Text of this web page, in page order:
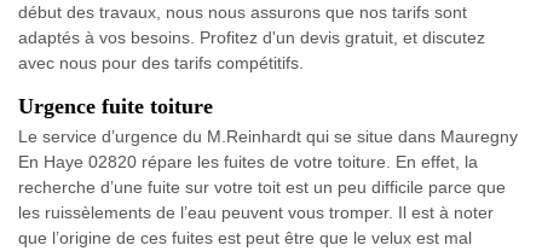
début des travaux, nous nous assurons que nos tarifs sont
adaptés à vos besoins. Profitez d'un devis gratuit, et discutez
avec nous pour des tarifs compétitifs.
Urgence fuite toiture
Le service d’urgence du M.Reinhardt qui se situe dans Mauregny
En Haye 02820 répare les fuites de votre toiture. En effet, la
recherche d’une fuite sur votre toit est un peu difficile parce que
les ruissèlements de l’eau peuvent vous tromper. Il est à noter
que l’origine de ces fuites est peut être que le velux est mal